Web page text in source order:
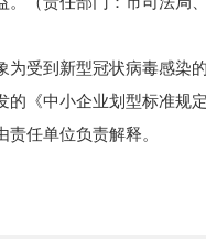
到新型冠状病毒感染的
的《中小企业划型标准规
任单位负责解释。